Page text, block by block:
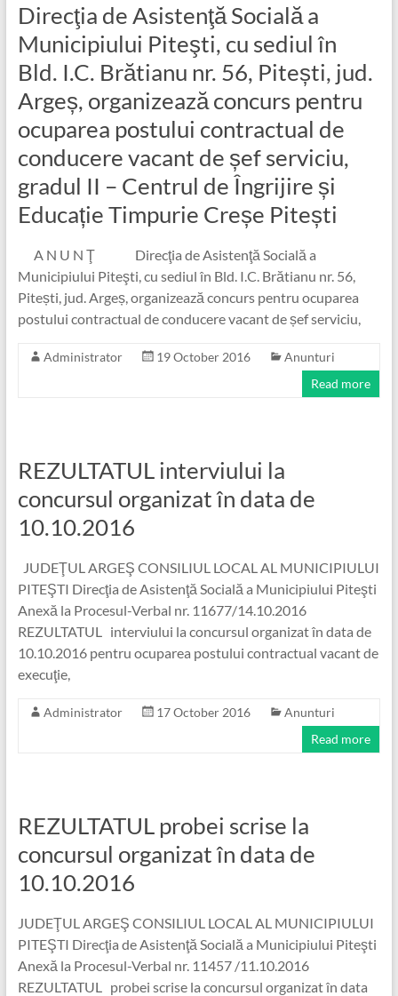
Direcţia de Asistenţă Socială a
Municipiului Piteşti, cu sediul în
Bld. I.C. Brătianu nr. 56, Pitești, jud.
Argeș, organizează concurs pentru
ocuparea postului contractual de
conducere vacant de șef serviciu,
gradul II – Centrul de Îngrijire și
Educație Timpurie Creșe Pitești
A N U N Ţ Direcţia de Asistenţă Socială a
Municipiului Piteşti, cu sediul în Bld. I.C. Brătianu nr. 56,
Pitești, jud. Argeș, organizează concurs pentru ocuparea
postului contractual de conducere vacant de șef serviciu,
Administrator 19 October 2016
Anunturi
Read more
REZULTATUL interviului la
concursul organizat în data de
10.10.2016
JUDEŢUL ARGEŞ CONSILIUL LOCAL AL MUNICIPIULUI
PITEŞTI Direcţia de Asistenţă Socială a Municipiului Piteşti
Anexă la Procesul-Verbal nr. 11677/14.10.2016
REZULTATUL interviului la concursul organizat în data de
10.10.2016 pentru ocuparea postului contractual vacant de
execuţie,
Administrator 17 October 2016
Anunturi
Read more
REZULTATUL probei scrise la
concursul organizat în data de
10.10.2016
JUDEŢUL ARGEŞ CONSILIUL LOCAL AL MUNICIPIULUI
PITEŞTI Direcţia de Asistenţă Socială a Municipiului Piteşti
Anexă la Procesul-Verbal nr. 11457 /11.10.2016
REZULTATUL probei scrise la concursul organizat în data